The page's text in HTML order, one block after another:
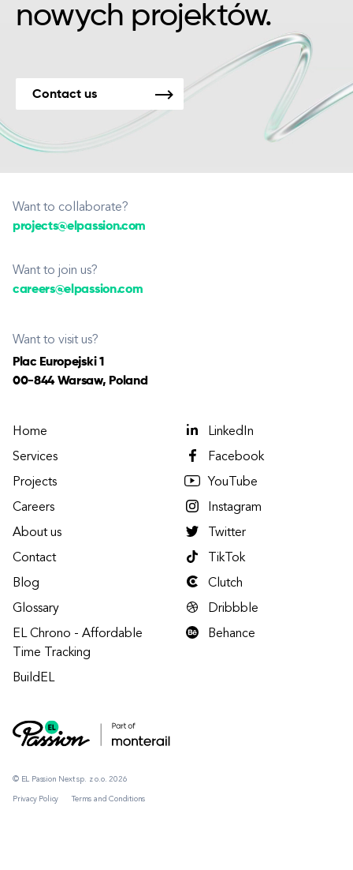
nowych projektów.
Contact us
Want to collaborate?
projects@elpassion.com
Want to join us?
careers@elpassion.com
Want to visit us?
Plac Europejski 1
00-844 Warsaw, Poland
© EL Passion Next sp. z o.o. 2026
Privacy Policy Terms and Conditions
Home
Services
Projects
Careers
About us
Contact
Blog
Glossary
EL Chrono - Affordable
Time Tracking
BuildEL
LinkedIn
Facebook
YouTube
Instagram
Twitter
TikTok
Clutch
Dribbble
Behance